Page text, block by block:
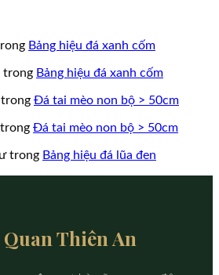
Bảng hiệu đá xanh cốm
trong Bảng hiệu đá xanh cốm
trong Đá tai mèo non bộ > 50cm
trong Đá tai mèo non bộ > 50cm
trong Bảng hiệu đá lũa đen
Thiên An